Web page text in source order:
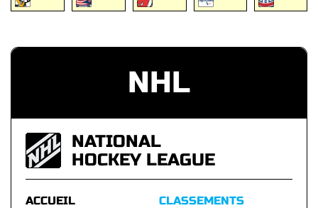
NHL
NATIONAL
HOCKEY LEAGUE
ACCUEIL
CLASSEMENTS